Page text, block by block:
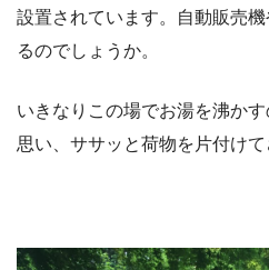
設置されています。自動販売
るのでしょうか。
いきなりこの場でお湯を沸か
思い、ササッと荷物を片付けて